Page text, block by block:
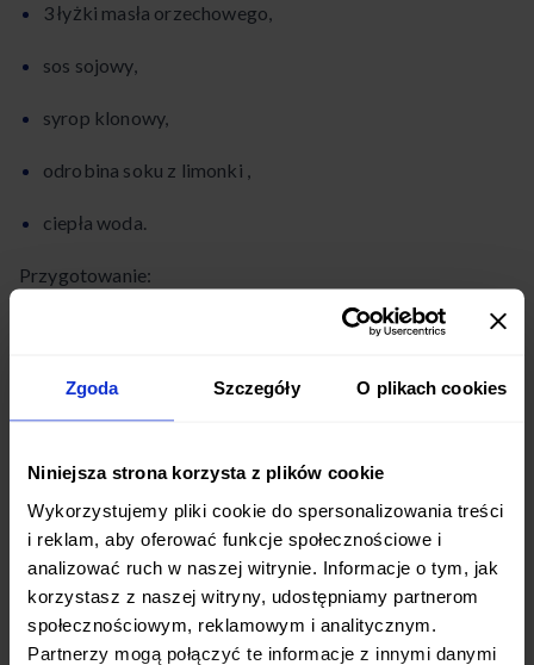
Zgoda Szczegóły O plikach cookies
Niniejsza strona korzysta z plików cookie
Wykorzystujemy pliki cookie do spersonalizowania treści
i reklam, aby oferować funkcje społecznościowe i
analizować ruch w naszej witrynie. Informacje o tym, jak
korzystasz z naszej witryny, udostępniamy partnerom
społecznościowym, reklamowym i analitycznym.
Partnerzy mogą połączyć te informacje z innymi danymi
3 łyżki masła orzechowego,
sos sojowy,
syrop klonowy,
odrobina soku z limonki ,
ciepła woda.
Przygotowanie:
Kalafiora należy pokroić w grube plastry (ok. 2-3 cm).
Każdy plaster smaruje się oliwą wymieszaną z
W międzyczasie przygotowuje się sos, mieszając
wszystkie składniki do uzyskania gładkiej konsystencji.
Ugotowaną wcześniej komosę ryżową wykłada się na
talerz, na niej układa upieczony stek z kalafiora i całość
polewa się sosem orzechowym.